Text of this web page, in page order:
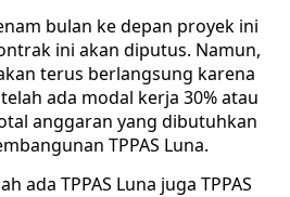
bulan ke depan proyek ini
ini akan diputus. Namun,
terus berlangsung karena
ada modal kerja 30% atau
anggaran yang dibutuhkan
TPPAS Luna.
ada TPPAS Luna juga TPPAS